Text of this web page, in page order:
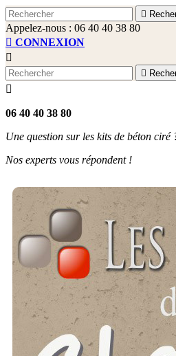

Appelez-nous : 06 40 40 38 80
 CONNEXION



06 40 40 38 80
Une question sur les kits de béton ciré
Nos experts vous répondent !